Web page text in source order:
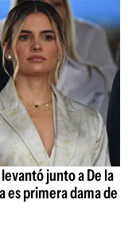
junto a De la
es primera dama de